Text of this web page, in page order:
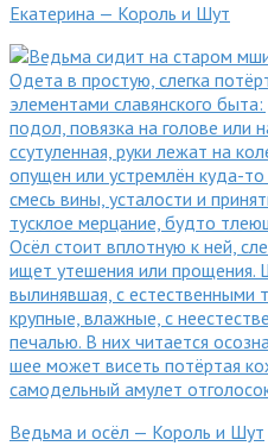
Екатерина — Король и Шут
Ведьма и осёл — Король и Шут